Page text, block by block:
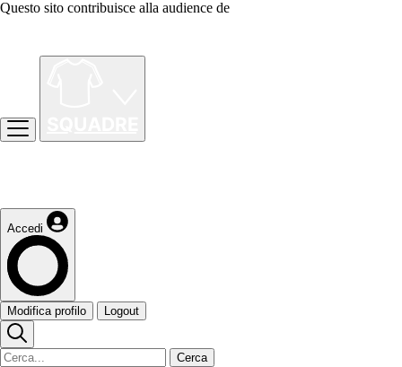
Questo sito contribuisce alla audience de
Accedi
Modifica profilo Logout
Cerca